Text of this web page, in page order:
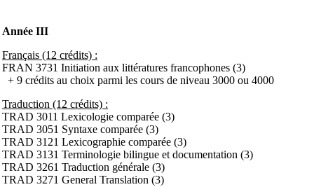
Année III
Français (12 crédits) :
FRAN 3731 Initiation aux littératures francophones (3)
+ 9 crédits au choix parmi les cours de niveau 3000 ou 4000
Traduction (12 crédits) :
TRAD 3011 Lexicologie comparée (3)
TRAD 3051 Syntaxe comparée (3)
TRAD 3121 Lexicographie comparée (3)
TRAD 3131 Terminologie bilingue et documentation (3)
TRAD 3261 Traduction générale (3)
TRAD 3271 General Translation (3)